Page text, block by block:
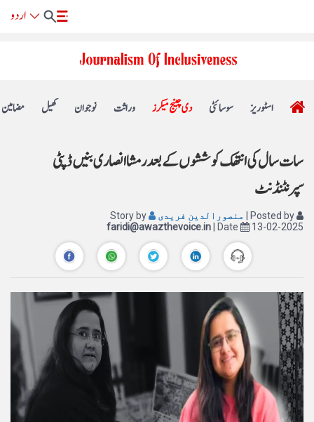
مضامین کھیل نوجوان وراثت دی چینج میکرز سوسائٹی اسٹوریز
سات سال کی انتھک کوششوں کے بعد رمشا انصاری بنیں ڈپٹی
سپرنٹنڈنٹ
Story by منصورالدین فریدی
| Posted by
faridi@awazthevoice.in | Date 13-02-2025